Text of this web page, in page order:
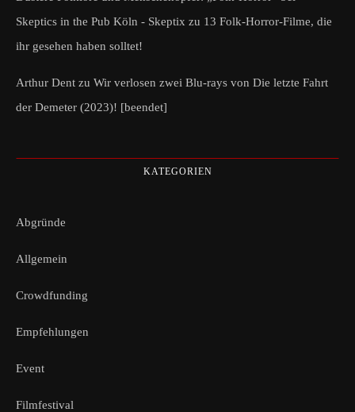
Skeptics in the Pub Köln - Skeptix zu 13 Folk-Horror-Filme, die
ihr gesehen haben solltet!
Arthur Dent zu Wir verlosen zwei Blu-rays von Die letzte Fahrt
der Demeter (2023)! [beendet]
KATEGORIEN
Abgründe
Allgemein
Crowdfunding
Empfehlungen
Event
Filmfestival